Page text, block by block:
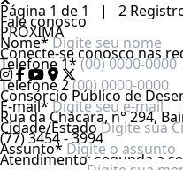
Fale conosco
Nome*
Telefone 1*
Telefone 2
E-mail*
Cidade/Estado
Assunto*
Página 1 de 1 | 2
PRÓXIMA
Conecte-se conosco nas
Consórcio Público de
Rua da Chácara, n° 294,
(77) 3454 - 3994
Atendimento: segunda a